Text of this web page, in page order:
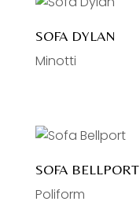
SOFA DYLAN
Minotti
SOFA BELLPORT
Poliform